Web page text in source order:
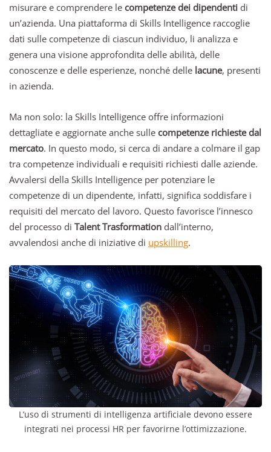
misurare e comprendere le competenze dei dipendenti di
un’azienda. Una piattaforma di Skills Intelligence raccoglie
dati sulle competenze di ciascun individuo, li analizza e
genera una visione approfondita delle abilità, delle
conoscenze e delle esperienze, nonché delle lacune, presenti
in azienda.
Ma non solo: la Skills Intelligence offre informazioni
dettagliate e aggiornate anche sulle competenze richieste dal
mercato. In questo modo, si cerca di andare a colmare il gap
tra competenze individuali e requisiti richiesti dalle aziende.
Avvalersi della Skills Intelligence per potenziare le
competenze di un dipendente, infatti, significa soddisfare i
requisiti del mercato del lavoro. Questo favorisce l’innesco
del processo di Talent Trasformation dall’interno,
avvalendosi anche di iniziative di upskilling.
L’uso di strumenti di intelligenza artificiale devono essere
integrati nei processi HR per favorirne l’ottimizzazione.